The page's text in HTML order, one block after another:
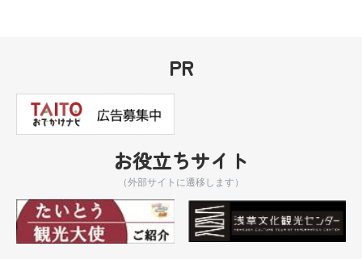
PR
お役立ちサイト
（外部サイトに遷移します）